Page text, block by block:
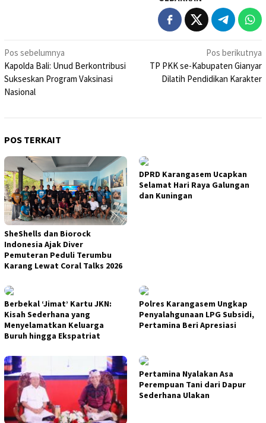
Navigasi
pos
Pos sebelumnya
Kapolda Bali: Unud Berkontribusi
Sukseskan Program Vaksinasi
Nasional
Pos berikutnya
TP PKK se-Kabupaten Gianyar
Dilatih Pendidikan Karakter
POS TERKAIT
SheShells dan Biorock
Indonesia Ajak Diver
Pemuteran Peduli Terumbu
Karang Lewat Coral Talks 2026
DPRD Karangasem Ucapkan
Selamat Hari Raya Galungan
dan Kuningan
Berbekal ‘Jimat’ Kartu JKN:
Kisah Sederhana yang
Menyelamatkan Keluarga
Buruh hingga Ekspatriat
Polres Karangasem Ungkap
Penyalahgunaan LPG Subsidi,
Pertamina Beri Apresiasi
Pertamina Nyalakan Asa
Perempuan Tani dari Dapur
Sederhana Ulakan